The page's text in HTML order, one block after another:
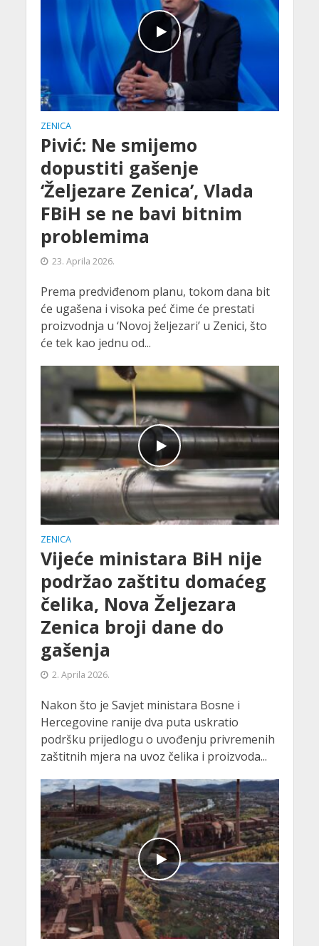
ZENICA
Pivić: Ne smijemo
dopustiti gašenje
‘Željezare Zenica’, Vlada
FBiH se ne bavi bitnim
problemima
23. Aprila 2026.
Prema predviđenom planu, tokom dana bit
će ugašena i visoka peć čime će prestati
proizvodnja u ‘Novoj željezari’ u Zenici, što
će tek kao jednu od...
ZENICA
Vijeće ministara BiH nije
podržao zaštitu domaćeg
čelika, Nova Željezara
Zenica broji dane do
gašenja
2. Aprila 2026.
Nakon što je Savjet ministara Bosne i
Hercegovine ranije dva puta uskratio
podršku prijedlogu o uvođenju privremenih
zaštitnih mjera na uvoz čelika i proizvoda...